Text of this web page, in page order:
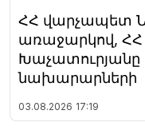
ՀՀ վարչապետ
առաջարկով,
Խաչատուրյանը
նախարարների
03.08.2026 17:19